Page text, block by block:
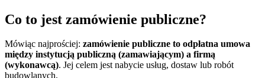
Co to jest zamówienie publiczne?
Mówiąc najprościej: zamówienie publiczne to odpłatna umowa
między instytucją publiczną (zamawiającym) a firmą
(wykonawcą). Jej celem jest nabycie usług, dostaw lub robót
budowlanych.